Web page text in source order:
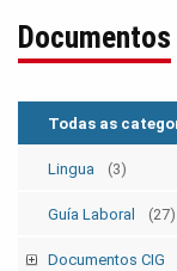
Documentos
Todas as
Lingua (3)
Guía Laboral (27)
Documentos CIG